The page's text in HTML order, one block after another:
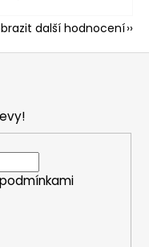
další hodnocení
podmínkami